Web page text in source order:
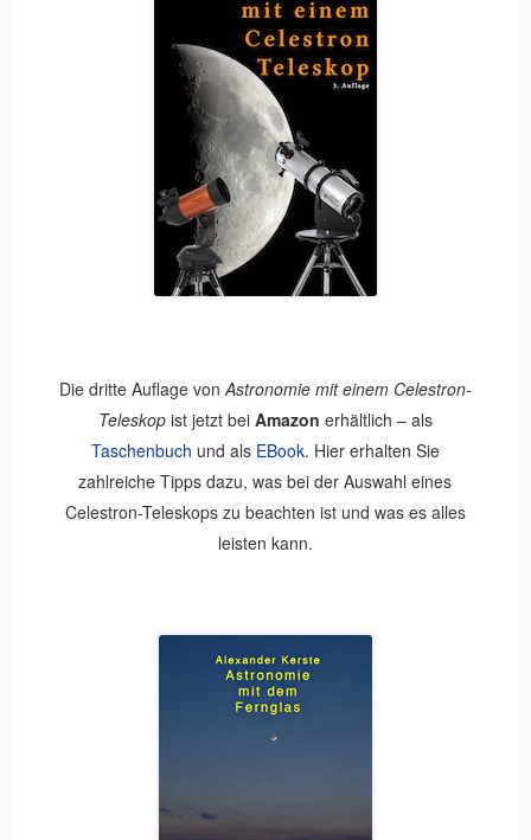
Die dritte Auflage vonAstronomie mit einem Celestron-
Teleskopist jetzt bei Amazon erhältlich – als
Taschenbuch und als EBook. Hier erhalten Sie
zahlreiche Tipps dazu, was bei der Auswahl eines
Celestron-Teleskops zu beachten ist und was es alles
leisten kann.